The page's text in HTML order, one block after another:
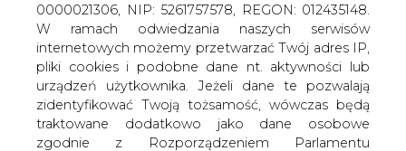
ZALOGUJ SIĘ
0000021306, NIP: 5261757578, REGON: 012435148.
W ramach odwiedzania naszych serwisów
internetowych możemy przetwarzać Twój adres IP,
pliki cookies i podobne dane nt. aktywności lub
urządzeń użytkownika. Jeżeli dane te pozwalają
zidentyfikować Twoją tożsamość, wówczas będą
traktowane dodatkowo jako dane osobowe
zgodnie z Rozporządzeniem Parlamentu